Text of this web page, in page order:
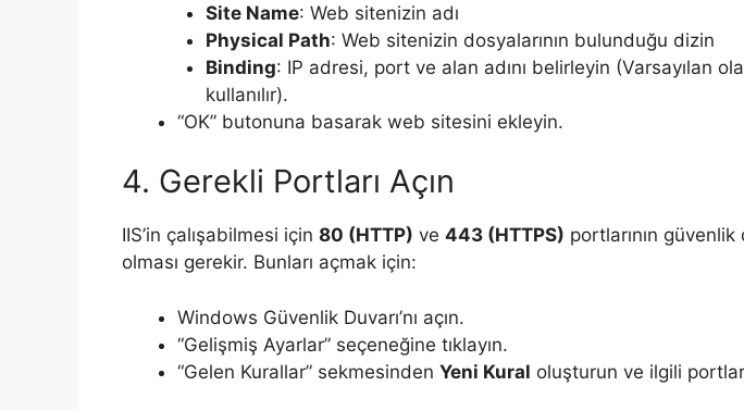
Site Name: Web sitenizin adı
Physical Path: Web sitenizin dosyalarının bulunduğu dizin
Binding: IP adresi, port ve alan adını belirleyin (Varsayılan
kullanılır).
“OK” butonuna basarak web sitesini ekleyin.
4. Gerekli Portları Açın
IIS’in çalışabilmesi için 80 (HTTP) ve 443 (HTTPS) portlarının güvenlik
olması gerekir. Bunları açmak için:
Windows Güvenlik Duvarı’nı açın.
“Gelişmiş Ayarlar” seçeneğine tıklayın.
“Gelen Kurallar” sekmesinden Yeni Kural oluşturun ve ilgili